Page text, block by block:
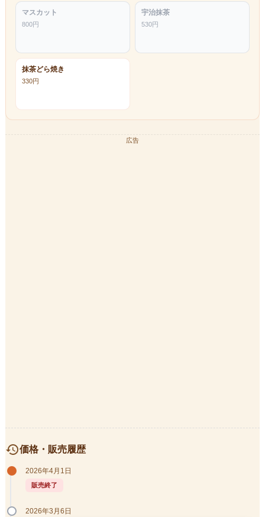
マスカット
800円
宇治抹茶
530円
抹茶どら焼き
330円
広告
history価格・販売履歴
2026年4月1日
販売終了
2026年3月6日